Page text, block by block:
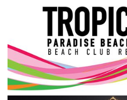
Cost Of Living Crisis
Opinion + Analysis
L’Art des Sens
All News